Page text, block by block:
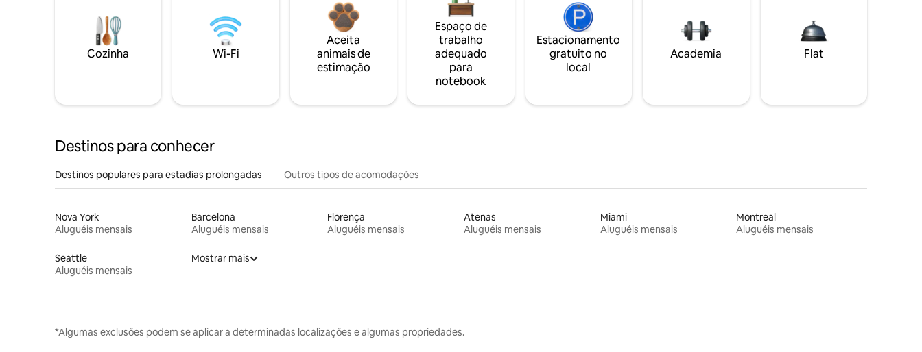
Cozinha Wi-Fi
Aceita
animais de
estimação
Espaço de
trabalho
adequado
para
notebook
Estacionamento
gratuito no
local
Academia Flat
Destinos para conhecer
Destinos populares para estadias prolongadas Outros tipos de acomodações
Nova York
Aluguéis mensais
Barcelona
Aluguéis mensais
Florença
Aluguéis mensais
Atenas
Aluguéis mensais
Miami
Aluguéis mensais
Montreal
Aluguéis mensais
Seattle
Aluguéis mensais
Mostrar mais
*Algumas exclusões podem se aplicar a determinadas localizações e algumas propriedades.